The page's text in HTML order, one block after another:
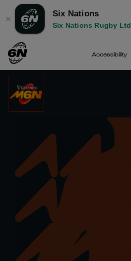
✕
Six Nations
Six Nations Rugby Ltd
Accessibility